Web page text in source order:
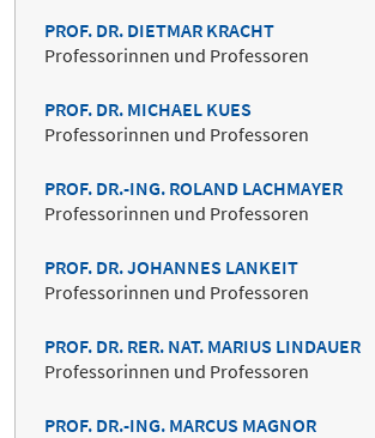
PROF. DR. DIETMAR KRACHT
Professorinnen und Professoren
PROF. DR. MICHAEL KUES
Professorinnen und Professoren
PROF. DR.-ING. ROLAND LACHMAYER
Professorinnen und Professoren
PROF. DR. JOHANNES LANKEIT
Professorinnen und Professoren
PROF. DR. RER. NAT. MARIUS LINDAUER
Professorinnen und Professoren
PROF. DR.-ING. MARCUS MAGNOR